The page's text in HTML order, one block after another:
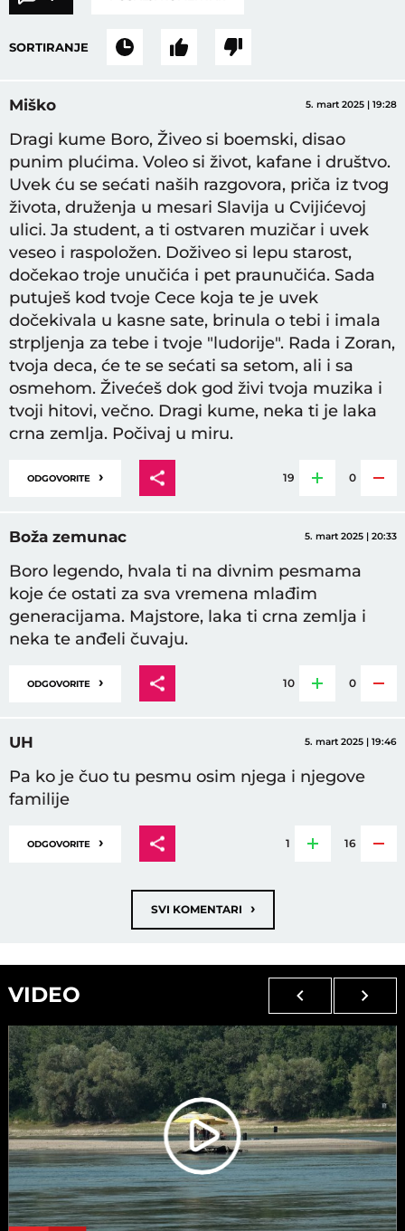
SORTIRANJE
Miško 5. mart 2025 | 19:28
Dragi kume Boro, Živeo si boemski, disao
punim plućima. Voleo si život, kafane i društvo.
Uvek ću se sećati naših razgovora, priča iz tvog
života, druženja u mesari Slavija u Cvijićevoj
ulici. Ja student, a ti ostvaren muzičar i uvek
veseo i raspoložen. Doživeo si lepu starost,
dočekao troje unučića i pet praunučića. Sada
putuješ kod tvoje Cece koja te je uvek
dočekivala u kasne sate, brinula o tebi i imala
strpljenja za tebe i tvoje "ludorije". Rada i Zoran,
tvoja deca, će te se sećati sa setom, ali i sa
osmehom. Živećeš dok god živi tvoja muzika i
tvoji hitovi, večno. Dragi kume, neka ti je laka
crna zemlja. Počivaj u miru.
ODGOVORITE › 19 0
Boža zemunac 5. mart 2025 | 20:33
Boro legendo, hvala ti na divnim pesmama
koje će ostati za sva vremena mlađim
generacijama. Majstore, laka ti crna zemlja i
neka te anđeli čuvaju.
ODGOVORITE › 10 0
UH 5. mart 2025 | 19:46
Pa ko je čuo tu pesmu osim njega i njegove
familije
ODGOVORITE › 1 16
SVI KOMENTARI ›
VIDEO